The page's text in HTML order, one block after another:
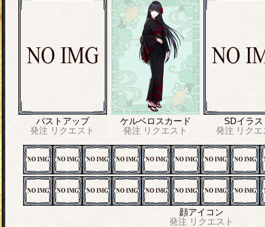
バストアップ
発注 リクエスト
ケルベロスカード
発注 リクエスト
SDイラス
発注 リク
顔アイコン
発注 リクエスト